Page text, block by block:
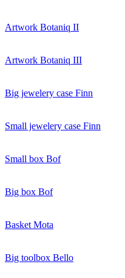
Artwork Botaniq II
Artwork Botaniq III
Big jewelery case Finn
Small jewelery case Finn
Small box Bof
Big box Bof
Basket Mota
Big toolbox Bello